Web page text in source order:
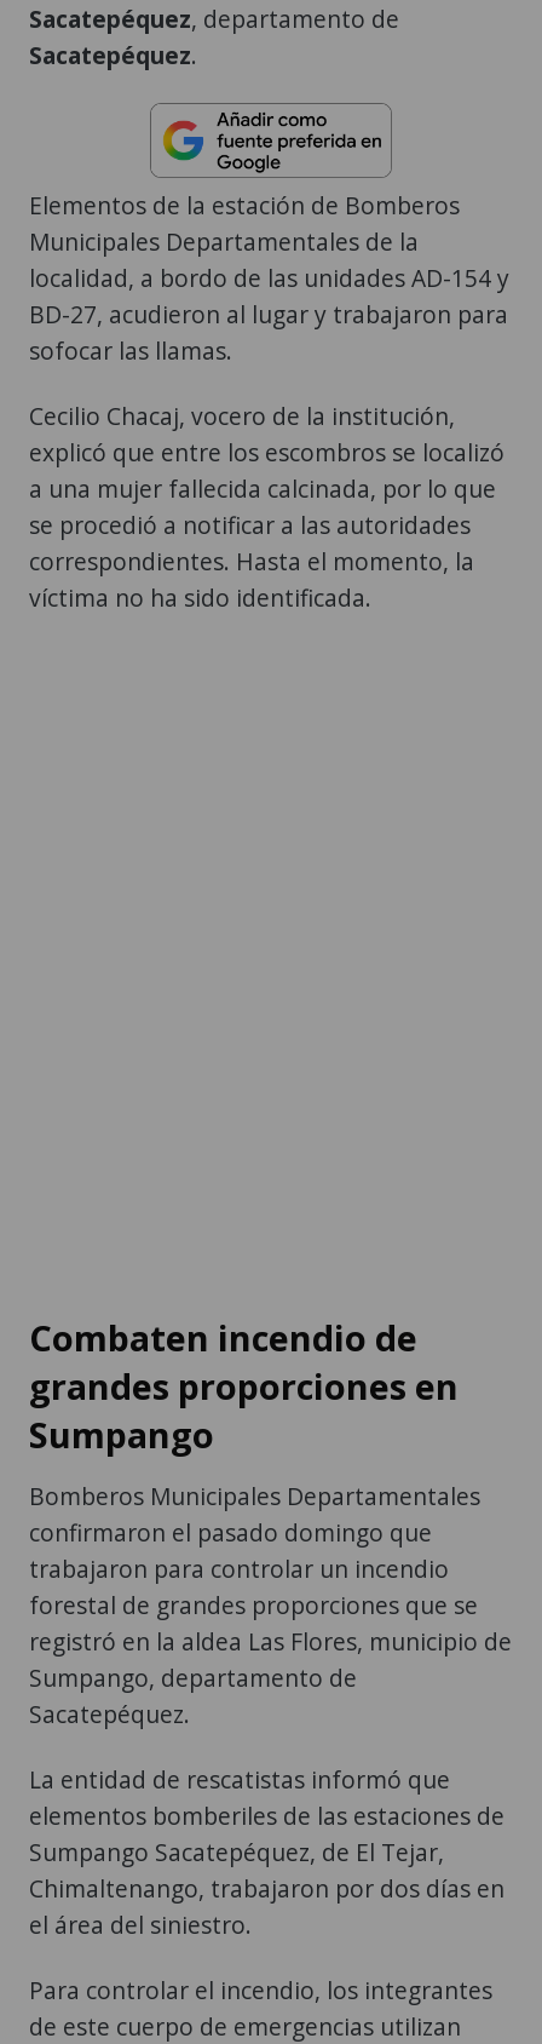
Sacatepéquez, departamento de
Sacatepéquez.
Elementos de la estación de Bomberos
Municipales Departamentales de la
localidad, a bordo de las unidades AD-154 y
BD-27, acudieron al lugar y trabajaron para
sofocar las llamas.
Cecilio Chacaj, vocero de la institución,
explicó que entre los escombros se localizó
a una mujer fallecida calcinada, por lo que
se procedió a notificar a las autoridades
correspondientes. Hasta el momento, la
víctima no ha sido identificada.
Combaten incendio de
grandes proporciones en
Sumpango
Bomberos Municipales Departamentales
confirmaron el pasado domingo que
trabajaron para controlar un incendio
forestal de grandes proporciones que se
registró en la aldea Las Flores, municipio de
Sumpango, departamento de
Sacatepéquez.
La entidad de rescatistas informó que
elementos bomberiles de las estaciones de
Sumpango Sacatepéquez, de El Tejar,
Chimaltenango, trabajaron por dos días en
el área del siniestro.
Para controlar el incendio, los integrantes
de este cuerpo de emergencias utilizan